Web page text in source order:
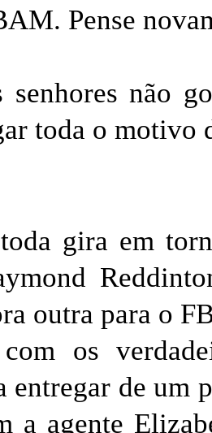
Pense
não
toda o motivo
gira em
outra para o
os
entregar de um
a agente